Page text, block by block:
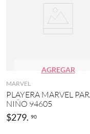
AGREGAR
MARVEL
PLAYERA MARVEL
NIÑO 94605
$279. 90